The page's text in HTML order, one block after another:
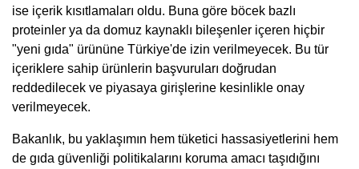
ise içerik kısıtlamaları oldu. Buna göre böcek bazlı
proteinler ya da domuz kaynaklı bileşenler içeren hiçbir
"yeni gıda" ürününe Türkiye'de izin verilmeyecek. Bu tür
içeriklere sahip ürünlerin başvuruları doğrudan
reddedilecek ve piyasaya girişlerine kesinlikle onay
verilmeyecek.
Bakanlık, bu yaklaşımın hem tüketici hassasiyetlerini hem
de gıda güvenliği politikalarını koruma amacı taşıdığını